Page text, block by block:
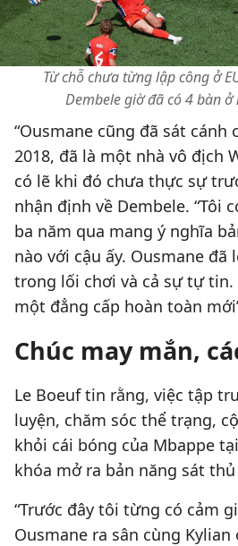
Từ chỗ chưa từng lập công ở
Dembele giờ đã có 4 bàn ở
“Ousmane cũng đã sát
2018, đã là một nhà vô địch
có lẽ khi đó chưa thực sự
nhận định về Dembele. “Tôi
ba năm qua mang ý nghĩa
nào với cậu ấy. Ousmane đã
trong lối chơi và cả sự tự tin.
một đẳng cấp hoàn toàn
Chúc may mắn,
Le Boeuf tin rằng, việc tập
luyện, chăm sóc thể trạng,
khỏi cái bóng của Mbappe
khóa mở ra bản năng sát
“Trước đây tôi từng có cảm
Ousmane ra sân cùng